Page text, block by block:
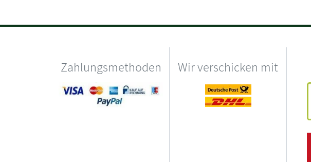
Zahlungsmethoden Wir verschicken mit